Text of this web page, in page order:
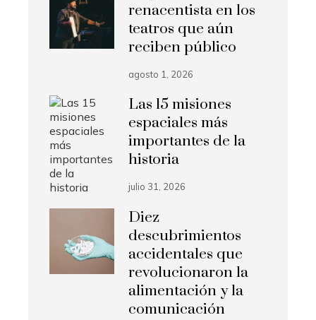
renacentista en los
teatros que aún
reciben público
agosto 1, 2026
Las 15 misiones
espaciales más
importantes de la
historia
julio 31, 2026
Diez
descubrimientos
accidentales que
revolucionaron la
alimentación y la
comunicación